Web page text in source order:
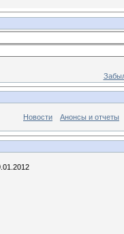
Новости Анонсы и отчеты